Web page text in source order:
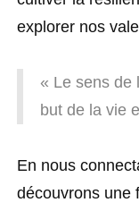
explorer nos
« Le sens de
but de la vie
En nous
découvrons une